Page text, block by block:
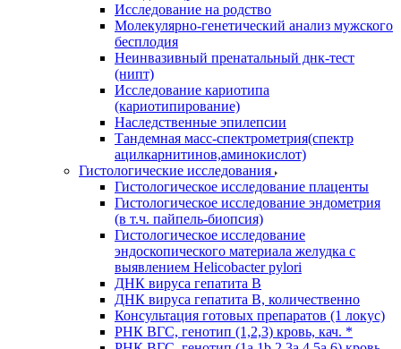
Исследование на родство
Молекулярно-генетический анализ мужского
бесплодия
Неинвазивный пренатальный днк-тест
(нипт)
Исследование кариотипа
(кариотипирование)
Наследственные эпилепсии
Тандемная масс-спектрометрия(спектр
ацилкарнитинов,аминокислот)
Гистологические исследования
Гистологическое исследование плаценты
Гистологическое исследование эндометрия
(в т.ч. пайпель-биопсия)
Гистологическое исследование
эндоскопического материала желудка с
выявлением Helicobacter pylori
ДНК вируса гепатита B
ДНК вируса гепатита B, количественно
Консультация готовых препаратов (1 локус)
РНК ВГC, генотип (1,2,3) кровь, кач. *